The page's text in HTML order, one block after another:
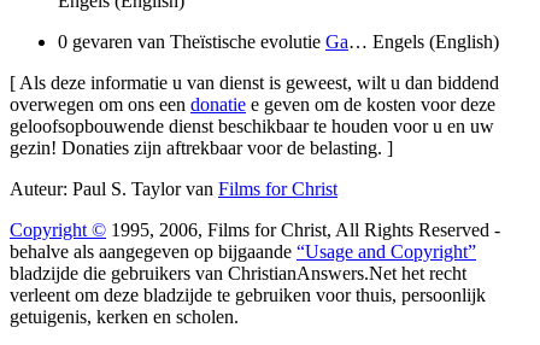
0 gevaren van Theïstische evolutie Ga… Engels (English)
[ Als deze informatie u van dienst is geweest, wilt u dan biddend
overwegen om ons een donatie e geven om de kosten voor deze
geloofsopbouwende dienst beschikbaar te houden voor u en uw
gezin! Donaties zijn aftrekbaar voor de belasting. ]
Auteur: Paul S. Taylor van Films for Christ
Copyright © 1995, 2006, Films for Christ, All Rights Reserved -
behalve als aangegeven op bijgaande “Usage and Copyright”
bladzijde die gebruikers van ChristianAnswers.Net het recht
verleent om deze bladzijde te gebruiken voor thuis, persoonlijk
getuigenis, kerken en scholen.